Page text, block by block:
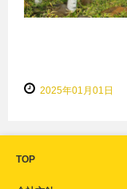
2025年01月01日
TOP